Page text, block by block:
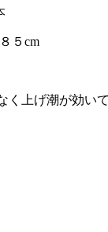
５cm
く上げ潮が効い